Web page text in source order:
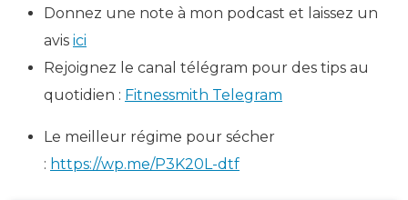
Donnez une note à mon podcast et laissez un
avis ici
Rejoignez le canal télégram pour des tips au
quotidien : Fitnessmith Telegram
Le meilleur régime pour sécher
: https://wp.me/P3K20L-dtf